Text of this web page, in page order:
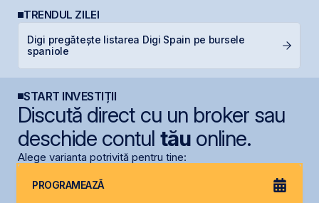
TRENDUL ZILEI
Digi pregătește listarea Digi Spain pe bursele
spaniole
START INVESTIȚII
Discută direct cu un broker sau
deschide contul tăuonline.
Alege varianta potrivită pentru tine:
PROGRAMEAZĂ